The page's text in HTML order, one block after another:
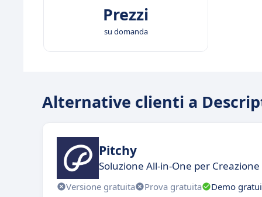
Prezzi
su domanda
Alternative clienti a
Pitchy
Soluzione All-in-One per
Versione gratuita Prova gratuita Demo